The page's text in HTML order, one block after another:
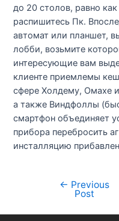
до 20 столов, равно
распишитесь Пк.
автомат или планшет,
лобби, возьмите
интересующие вам
клиенте приемлемы
сфере Холдему, Омахе
а также Виндфоллы
смартфон объединяет
прибора перебросить
инсталляцию
← Previous
Post